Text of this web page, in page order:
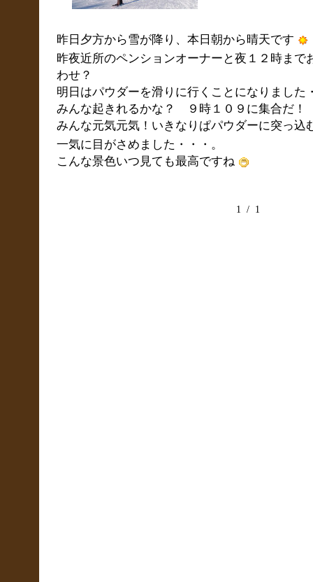
昨日夕方から雪が降り、本日朝から晴天です
昨夜近所のペンションオーナーと夜１２時まで
わせ？
明日はパウダーを滑りに行くことになりました
みんな起きれるかな？ ９時１０９に集合だ！
みんな元気元気！いきなりぱパウダーに突っ込
一気に目がさめました・・・。
こんな景色いつ見ても最高ですね
1 / 1